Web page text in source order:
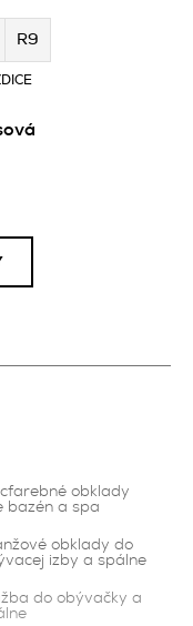
R9
obklady
bazén a spa
obklady do
izby a spálne
do obývačky a